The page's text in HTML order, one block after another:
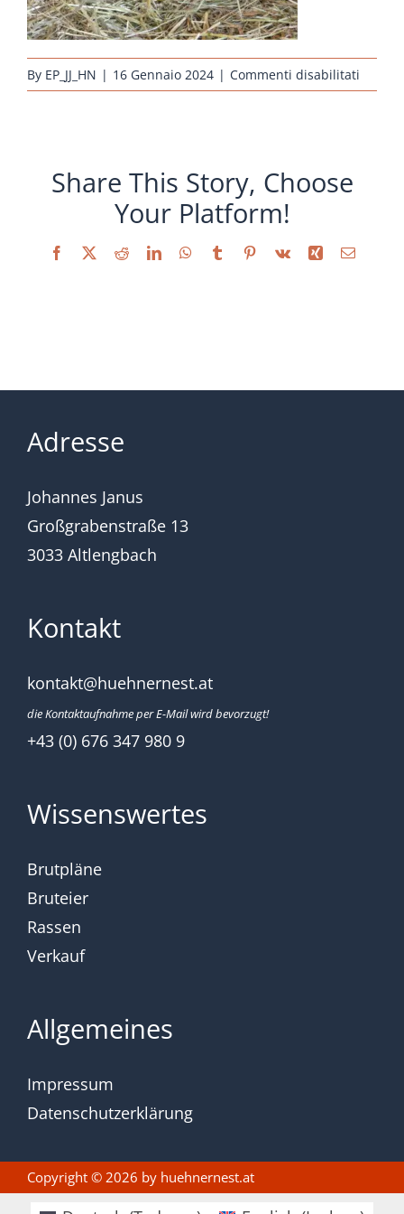
By EP_JJ_HN | 16 Gennaio 2024 | Commenti disabilitati
Share This Story, Choose
Your Platform!
Facebook
X RedditLinkedInWhatsApp
TumblrPinterest
Vk Xing Email
Adresse
Johannes Janus
Großgrabenstraße 13
3033 Altlengbach
Kontakt
kontakt@huehnernest.at
die Kontaktaufnahme per E-Mail wird bevorzugt!
+43 (0) 676 347 980 9
Wissenswertes
Brutpläne
Bruteier
Rassen
Verkauf
Allgemeines
Impressum
Datenschutzerklärung
Copyright © 2026 by huehnernest.at